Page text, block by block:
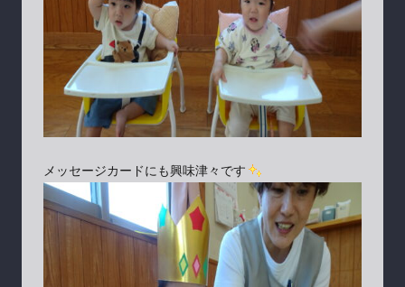
メッセージカードにも興味津々です